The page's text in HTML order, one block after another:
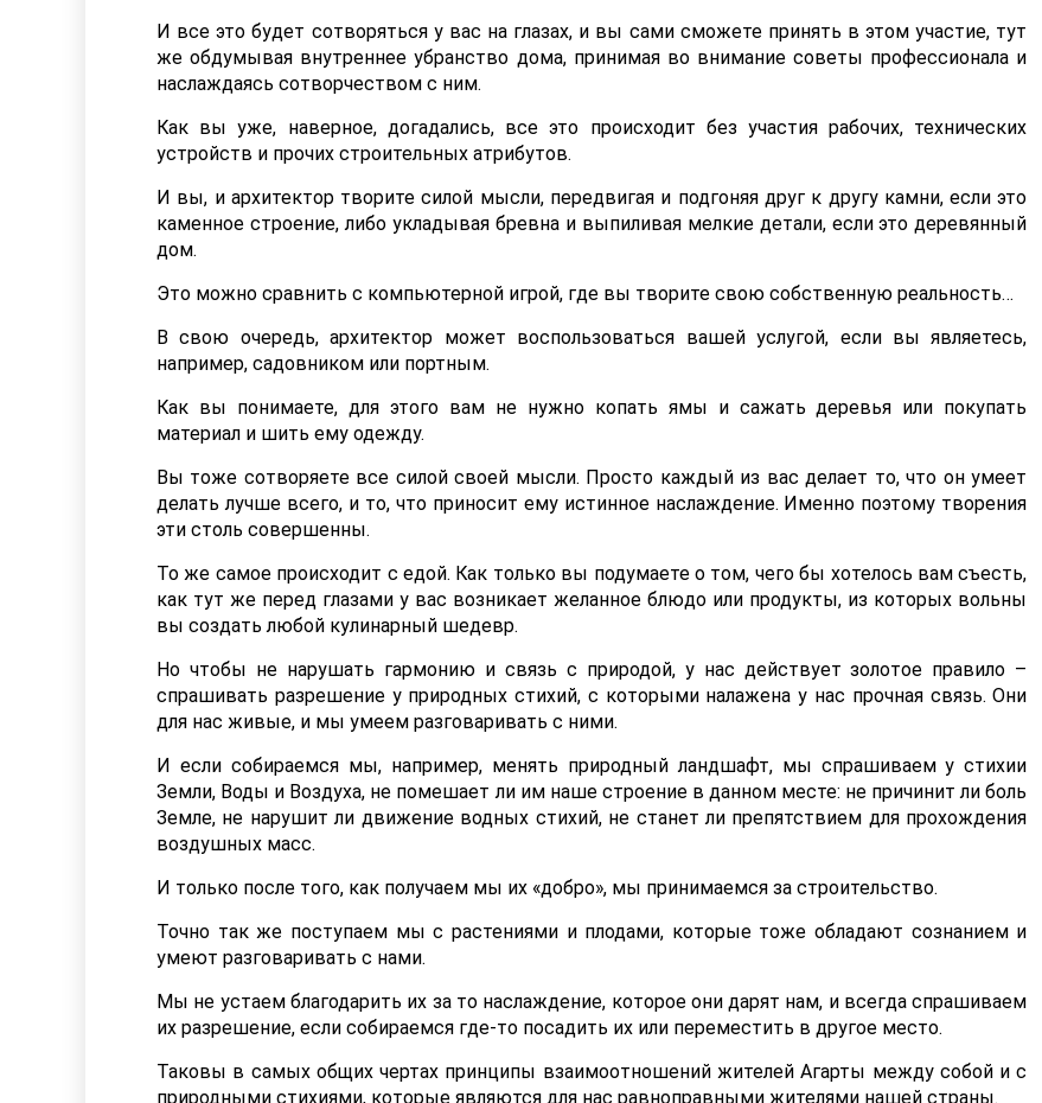
И все это будет сотворяться у вас на глазах, и вы сами сможете принять в этом участие, тут
же обдумывая внутреннее убранство дома, принимая во внимание советы профессионала и
наслаждаясь сотворчеством с ним.
Как вы уже, наверное, догадались, все это происходит без участия рабочих, технических
устройств и прочих строительных атрибутов.
И вы, и архитектор творите силой мысли, передвигая и подгоняя друг к другу камни, если это
каменное строение, либо укладывая бревна и выпиливая мелкие детали, если это деревянный
дом.
Это можно сравнить с компьютерной игрой, где вы творите свою собственную реальность…
В свою очередь, архитектор может воспользоваться вашей услугой, если вы являетесь,
например, садовником или портным.
Как вы понимаете, для этого вам не нужно копать ямы и сажать деревья или покупать
материал и шить ему одежду.
Вы тоже сотворяете все силой своей мысли. Просто каждый из вас делает то, что он умеет
делать лучше всего, и то, что приносит ему истинное наслаждение. Именно поэтому творения
эти столь совершенны.
То же самое происходит с едой. Как только вы подумаете о том, чего бы хотелось вам съесть,
как тут же перед глазами у вас возникает желанное блюдо или продукты, из которых вольны
вы создать любой кулинарный шедевр.
Но чтобы не нарушать гармонию и связь с природой, у нас действует золотое правило –
спрашивать разрешение у природных стихий, с которыми налажена у нас прочная связь. Они
для нас живые, и мы умеем разговаривать с ними.
И если собираемся мы, например, менять природный ландшафт, мы спрашиваем у стихии
Земли, Воды и Воздуха, не помешает ли им наше строение в данном месте: не причинит ли боль
Земле, не нарушит ли движение водных стихий, не станет ли препятствием для прохождения
воздушных масс.
И только после того, как получаем мы их «добро», мы принимаемся за строительство.
Точно так же поступаем мы с растениями и плодами, которые тоже обладают сознанием и
умеют разговаривать с нами.
Мы не устаем благодарить их за то наслаждение, которое они дарят нам, и всегда спрашиваем
их разрешение, если собираемся где-то посадить их или переместить в другое место.
Таковы в самых общих чертах принципы взаимоотношений жителей Агарты между собой и с
природными стихиями, которые являются для нас равноправными жителями нашей страны.